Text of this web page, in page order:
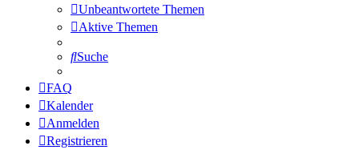
Unbeantwortete Themen
Aktive Themen
Suche
FAQ
Kalender
Anmelden
Registrieren